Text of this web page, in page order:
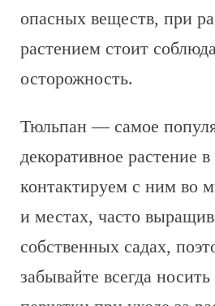
опасных веществ, при
растением стоит
осторожность.
Тюльпан — самое
декоративное растение
контактируем с ним во
и местах, часто
собственных садах,
забывайте всегда